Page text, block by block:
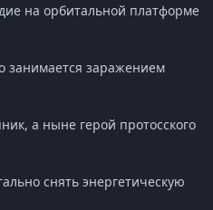
на орбитальной платформе
занимается заражением
а ныне герой протосского
снять энергетическую